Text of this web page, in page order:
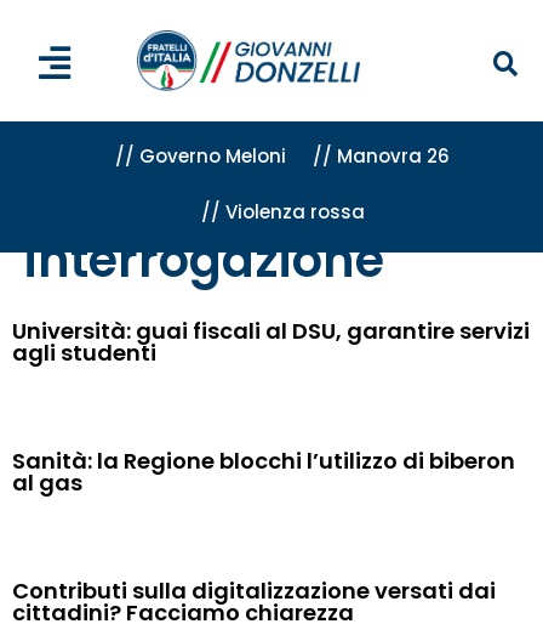
// Governo Meloni // Manovra 26
// Violenza rossa
interrogazione»Pagina 5
interrogazione
Università: guai fiscali al DSU, garantire servizi
agli studenti
Sanità: la Regione blocchi l’utilizzo di biberon
al gas
Contributi sulla digitalizzazione versati dai
cittadini? Facciamo chiarezza